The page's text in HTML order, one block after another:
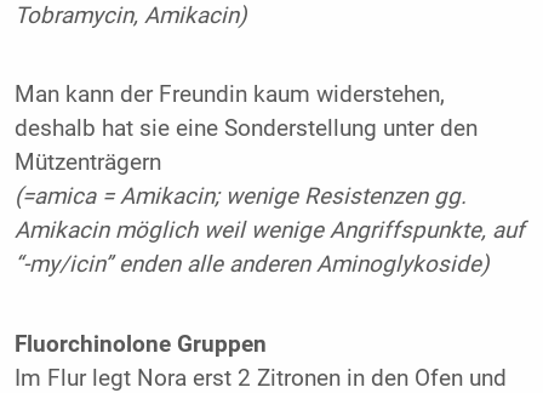
Tobramycin, Amikacin)
Man kann der Freundin kaum widerstehen,
deshalb hat sie eine Sonderstellung unter den
Mützenträgern
(=amica = Amikacin; wenige Resistenzen gg.
Amikacin möglich weil wenige Angriffspunkte, auf
“-my/icin” enden alle anderen Aminoglykoside)
Fluorchinolone Gruppen
Im Flur legt Nora erst 2 Zitronen in den Ofen und